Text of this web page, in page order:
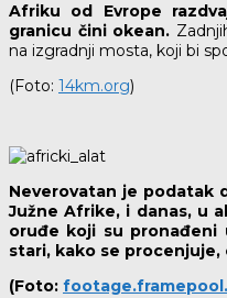
Afriku od Evrope
granicu čini okean.
na izgradnji mosta, koji bi
(Foto: 14km.org)
Neverovatan je podatak
Južne Afrike, i danas, u
oruđe koji su pronađeni
stari, kako se
(Foto: